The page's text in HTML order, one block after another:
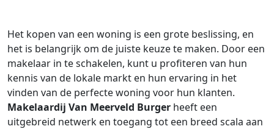
Het kopen van een woning is een grote beslissing, en
het is belangrijk om de juiste keuze te maken. Door een
makelaar in te schakelen, kunt u profiteren van hun
kennis van de lokale markt en hun ervaring in het
vinden van de perfecte woning voor hun klanten.
Makelaardij Van Meerveld Burger heeft een
uitgebreid netwerk en toegang tot een breed scala aan